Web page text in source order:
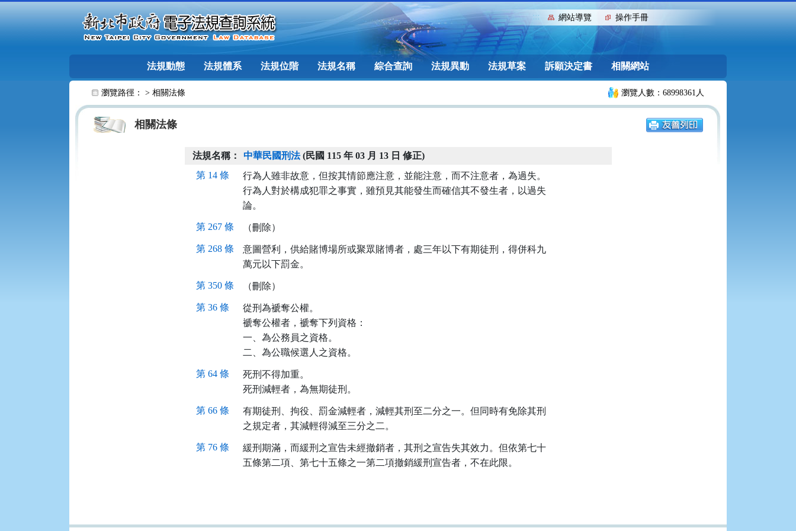
::: 網站導覽 操作手冊
法規動態 法規體系 法規位階 法規名稱 綜合查詢 法規異動 法規草案 訴願決定書 相關網站
瀏覽路徑： > 相關法條 瀏覽人數：68998361人
相關法條
法規名稱： 中華民國刑法(民國 115 年 03 月 13 日 修正)
第 14 條
行為人雖非故意，但按其情節應注意，並能注意，而不注意者，為過失。
行為人對於構成犯罪之事實，雖預見其能發生而確信其不發生者，以過失
論。
第 267 條 （刪除）
第 268 條
意圖營利，供給賭博場所或聚眾賭博者，處三年以下有期徒刑，得併科九
萬元以下罰金。
第 350 條 （刪除）
第 36 條
從刑為褫奪公權。
褫奪公權者，褫奪下列資格：
一、為公務員之資格。
二、為公職候選人之資格。
第 64 條
死刑不得加重。
死刑減輕者，為無期徒刑。
第 66 條
有期徒刑、拘役、罰金減輕者，減輕其刑至二分之一。但同時有免除其刑
之規定者，其減輕得減至三分之二。
第 76 條
緩刑期滿，而緩刑之宣告未經撤銷者，其刑之宣告失其效力。但依第七十
五條第二項、第七十五條之一第二項撤銷緩刑宣告者，不在此限。